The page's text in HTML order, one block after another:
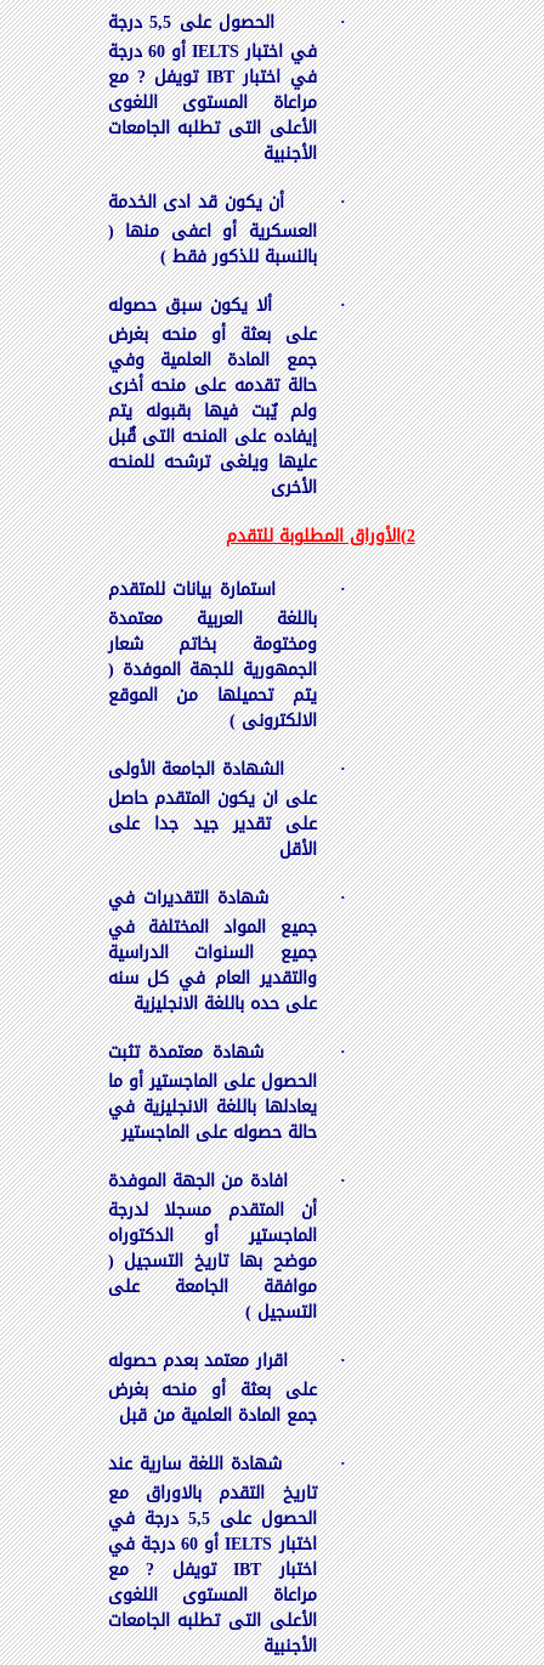
·
الحصول على 5,5 درجة
في اختبارIELTS أو 60 درجة
في اختبارIBTتويفل ? مع
مراعاة المستوى اللغوى
الأعلى التى تطلبه الجامعات
الأجنبية
·
أن يكون قد ادى الخدمة
العسكرية أو اعفى منها (
بالنسبة للذكور فقط )
·
ألا يكون سبق حصوله
على بعثة أو منحه بغرض
جمع المادة العلمية وفي
حالة تقدمه على منحه أخرى
ولم يٌبت فيها بقبوله يتم
إيفاده على المنحه التى قٌبل
عليها ويلغى ترشحه للمنحه
الأخرى
2)الأوراق المطلوبة للتقدم
·
استمارة بيانات للمتقدم
باللغة العربية معتمدة
ومختومة بخاتم شعار
الجمهورية للجهة الموفدة (
يتم تحميلها من الموقع
الالكترونى )
·
الشهادة الجامعة الأولى
على ان يكون المتقدم حاصل
على تقدير جيد جدا على
الأقل
·
شهادة التقديرات في
جميع المواد المختلفة في
جميع السنوات الدراسية
والتقدير العام في كل سنه
على حده باللغة الانجليزية
·
شهادة معتمدة تثبت
الحصول على الماجستير أو ما
يعادلها باللغة الانجليزية في
حالة حصوله على الماجستير
·
افادة من الجهة الموفدة
أن المتقدم مسجلا لدرجة
الماجستير أو الدكتوراه
موضح بها تاريخ التسجيل (
موافقة الجامعة على
التسجيل )
·
اقرار معتمد بعدم حصوله
على بعثة أو منحه بغرض
جمع المادة العلمية من قبل
·
شهادة اللغة سارية عند
تاريخ التقدم بالاوراق مع
الحصول على 5,5 درجة في
اختبارIELTS أو 60 درجة في
اختبارIBTتويفل ? مع
مراعاة المستوى اللغوى
الأعلى التى تطلبه الجامعات
الأجنبية